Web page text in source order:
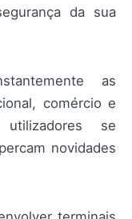
da sua
as
comércio e
se
novidades